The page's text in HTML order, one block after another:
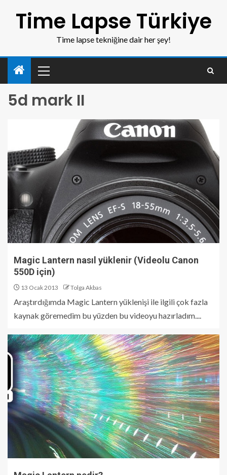
Time Lapse Türkiye
Time lapse tekniğine dair her şey!
5d mark II
Magic Lantern nasıl yüklenir (Videolu Canon
550D için)
13 Ocak 2013 Tolga Akbas
Araştırdığımda Magic Lantern yüklenişi ile ilgili çok fazla
kaynak göremedim bu yüzden bu videoyu hazırladım....